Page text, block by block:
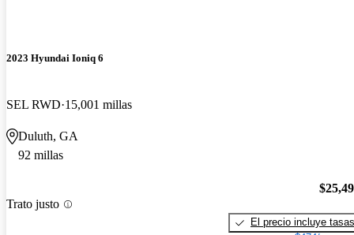
2023 Hyundai Ioniq 6
SEL RWD 15,001 millas
Duluth, GA
92 millas
Trato justo
El precio incluye tasas